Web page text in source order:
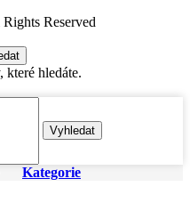
Reserved
které hledáte.
Vyhledat
Kategorie